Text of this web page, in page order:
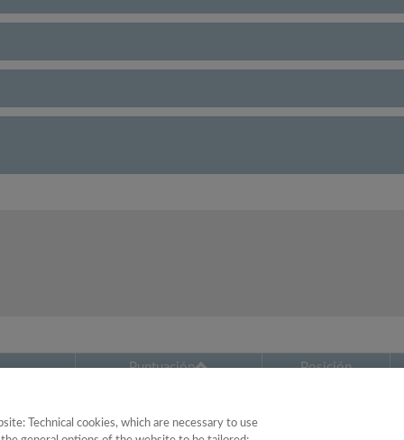
Puntuación Posición
25.11
Technical cookies, which are necessary to use